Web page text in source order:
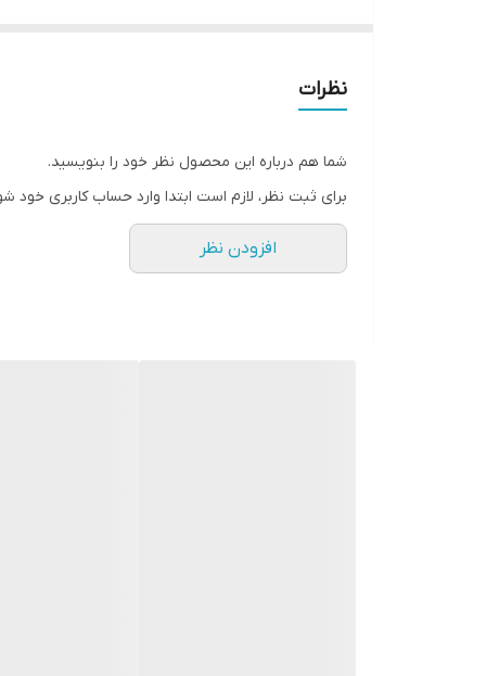
به عکس های غیرژورنال توجه و انتخاب کنید
یه هدیه‌ی خوب برای ماماناییه که تو شهرای سرد
نظرات
شما هم درباره این محصول نظر خود را بنویسید.
برای ثبت نظر، لازم است ابتدا وارد حساب کاربری خود
افزودن نظر